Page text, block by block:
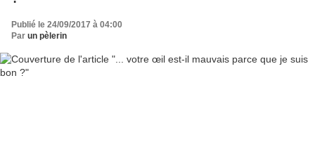
Publié le 24/09/2017 à 04:00
Par un pèlerin